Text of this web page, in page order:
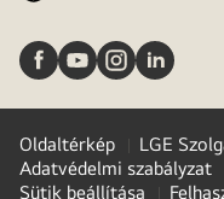
Oldaltérkép
LGE
Adatvédelmi szabályzat
Sütik beállítása